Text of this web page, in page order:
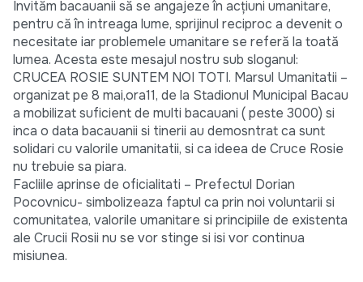
Invităm bacauanii să se angajeze în acţiuni umanitare,
pentru că în intreaga lume, sprijinul reciproc a devenit o
necesitate iar problemele umanitare se referă la toată
lumea. Acesta este mesajul nostru sub sloganul:
CRUCEA ROSIE SUNTEM NOI TOTI. Marsul Umanitatii –
organizat pe 8 mai,ora11, de la Stadionul Municipal Bacau
a mobilizat suficient de multi bacauani ( peste 3000) si
inca o data bacauanii si tinerii au demosntrat ca sunt
solidari cu valorile umanitatii, si ca ideea de Cruce Rosie
nu trebuie sa piara.
Facliile aprinse de oficialitati – Prefectul Dorian
Pocovnicu- simbolizeaza faptul ca prin noi voluntarii si
comunitatea, valorile umanitare si principiile de existenta
ale Crucii Rosii nu se vor stinge si isi vor continua
misiunea.